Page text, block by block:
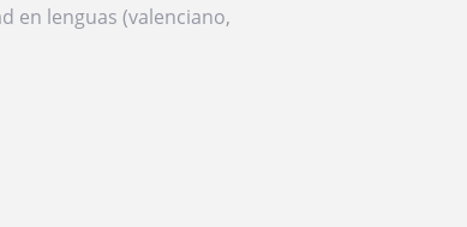
en lenguas (valenciano,